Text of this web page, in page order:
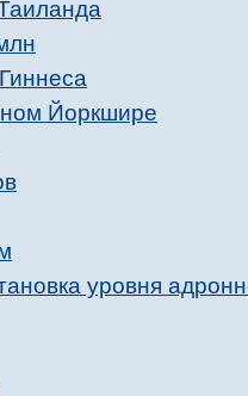
Йоркшире
уровня